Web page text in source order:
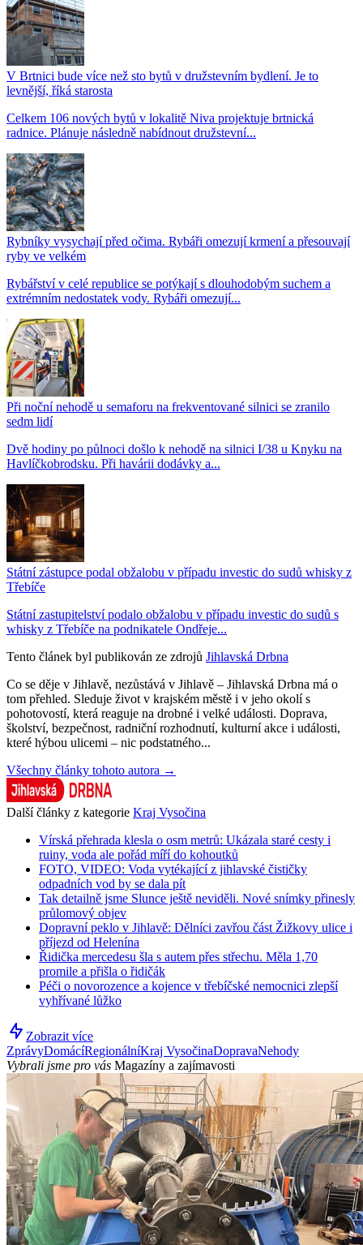
V Brtnici bude více než sto bytů v družstevním bydlení. Je to
levnější, říká starosta
Celkem 106 nových bytů v lokalitě Niva projektuje brtnická
radnice. Plánuje následně nabídnout družstevní...
Rybníky vysychají před očima. Rybáři omezují krmení a přesouvají
ryby ve velkém
Rybářství v celé republice se potýkají s dlouhodobým suchem a
extrémním nedostatek vody. Rybáři omezují...
Při noční nehodě u semaforu na frekventované silnici se zranilo
sedm lidí
Dvě hodiny po půlnoci došlo k nehodě na silnici I/38 u Knyku na
Havlíčkobrodsku. Při havárii dodávky a...
Státní zástupce podal obžalobu v případu investic do sudů whisky z
Třebíče
Státní zastupitelství podalo obžalobu v případu investic do sudů s
whisky z Třebíče na podnikatele Ondřeje...
Tento článek byl publikován ze zdrojů Jihlavská Drbna
Co se děje v Jihlavě, nezůstává v Jihlavě – Jihlavská Drbna má o
tom přehled. Sleduje život v krajském městě i v jeho okolí s
pohotovostí, která reaguje na drobné i velké události. Doprava,
školství, bezpečnost, radniční rozhodnutí, kulturní akce i události,
které hýbou ulicemi – nic podstatného...
Všechny články tohoto autora →
Další články z kategorie Kraj Vysočina
Vírská přehrada klesla o osm metrů: Ukázala staré cesty i
ruiny, voda ale pořád míří do kohoutků
FOTO, VIDEO: Voda vytékající z jihlavské čističky
odpadních vod by se dala pít
Tak detailně jsme Slunce ještě neviděli. Nové snímky přinesly
průlomový objev
Dopravní peklo v Jihlavě: Dělníci zavřou část Žižkovy ulice i
příjezd od Helenína
Řidička mercedesu šla s autem přes střechu. Měla 1,70
promile a přišla o řidičák
Péči o novorozence a kojence v třebíčské nemocnici zlepší
vyhřívané lůžko
Zobrazit více
ZprávyDomácíRegionálníKraj VysočinaDopravaNehody
Vybrali jsme pro vás Magazíny a zajímavosti